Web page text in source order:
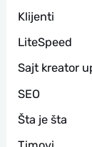
Klijenti
LiteSpeed
Sajt kreator
SEO
Šta je šta